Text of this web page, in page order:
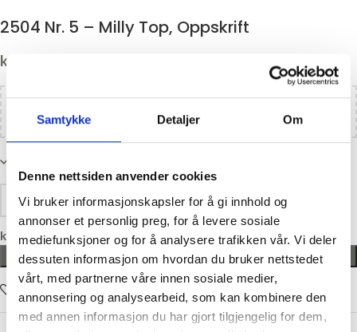
Samtykke Detaljer Om
Denne nettsiden anvender cookies
Vi bruker informasjonskapsler for å gi innhold og
annonser et personlig preg, for å levere sosiale
mediefunksjoner og for å analysere trafikken vår. Vi deler
dessuten informasjon om hvordan du bruker nettstedet
vårt, med partnerne våre innen sosiale medier,
annonsering og analysearbeid, som kan kombinere den
med annen informasjon du har gjort tilgjengelig for dem,
2504 Nr. 5 – Milly Top, Oppskrift
kr
kr 0,00
LEGG I HANDLEKURV
Legg i ønskelisten